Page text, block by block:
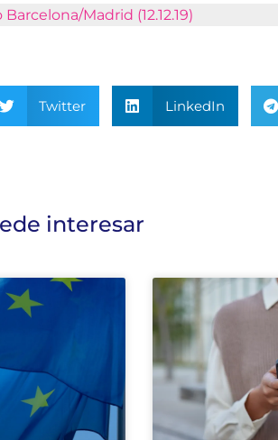
Madrid (12.12.19)
Twitter LinkedIn
interesar